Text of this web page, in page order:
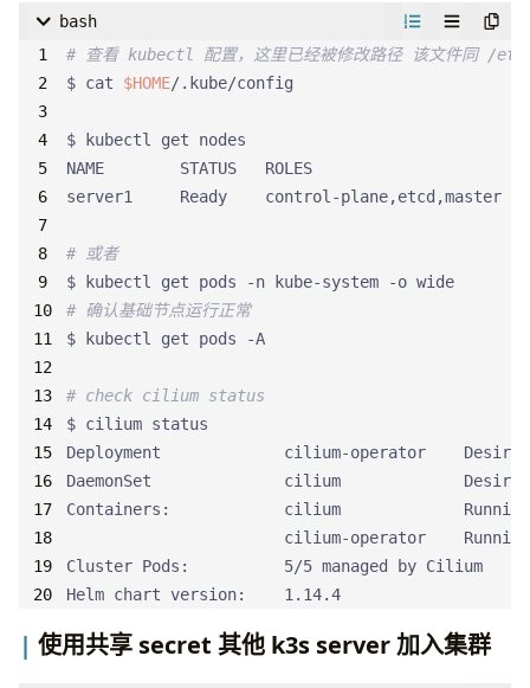
# 令牌使用 ${ENV_GEN_K3S_TOKEN}
$
export K3S_TOKEN= ${ENV_GEN_K3S_TOKEN}
# 设置 首个 server 地址，用于其他节点加入
# 设置私有 harbor 的域名或者 IP
$ export K3S_TLS_SUBJECT_ALTERNATIVE_NAME_HOSTS
# 设置安装版本 https://github.com/k3s-io/k3s/
## 设置安装命令
# 这个方式为 使用嵌入式 etcd 初始化新集群，设置
# 使用自定义 CNI 禁用运行 kube-proxy
## 开始安装 k3s
# check env
$
$K3S_TOKEN
$INSTALL_K3S_EXEC
# then
$ curl -sfL https://get.k3s.io
# 或者使用国内镜像安装
$ curl -sfL https://rancher-mirror.oss-cn-
bash
# 查看 kubectl 配置，这里已经被修改路径 该文件同 /
$ cat $HOME
# 或者
# 确认基础节点运行正常
# check cilium status
Containers:            cilium
cilium-operator
Helm chart version:    1.14.4
使用共享 secret 其他 k3s server 加入集群